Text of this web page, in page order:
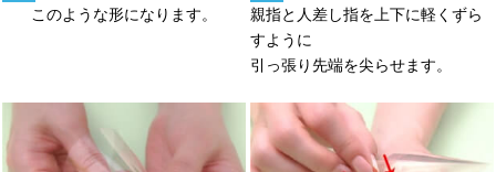
このような形になります。
親指と人差し指を上下に軽くずら
すように
引っ張り先端を尖らせます。